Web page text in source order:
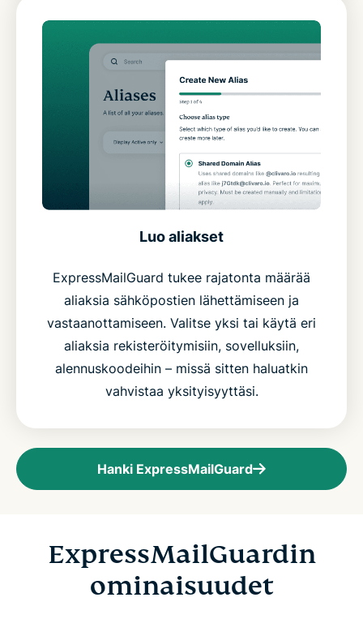
Luo aliakset
ExpressMailGuard tukee rajatonta määrää
aliaksia sähköpostien lähettämiseen ja
vastaanottamiseen. Valitse yksi tai käytä eri
aliaksia rekisteröitymisiin, sovelluksiin,
alennuskoodeihin – missä sitten haluatkin
vahvistaa yksityisyyttäsi.
Hanki ExpressMailGuard
ExpressMailGuardin
ominaisuudet